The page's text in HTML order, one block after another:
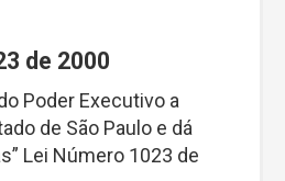
de 2000
Poder Executivo a
de São Paulo e dá
Lei Número 1023 de